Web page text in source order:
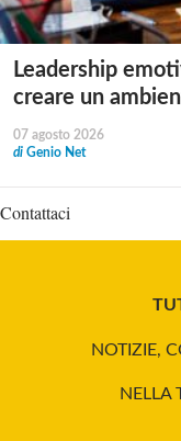
Leadership
creare un
07 agosto 2026
di Genio Net
Contattaci
NOTIZIE,
NELLA